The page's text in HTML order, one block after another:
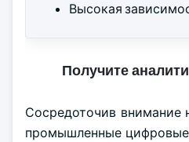
Высокая
Получите
Сосредоточив внимание
промышленные цифровые